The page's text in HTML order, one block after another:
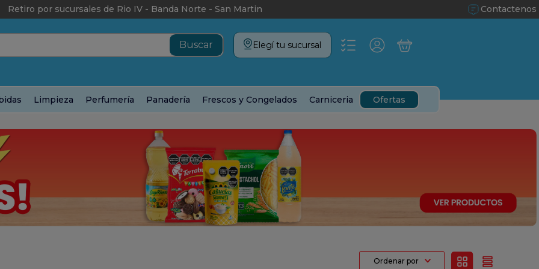
Retiro por sucursales de Rio IV - Banda Norte - San Martin Contactenos
Elegí tu sucursal
Limpieza Perfumería Panadería Frescos y Congelados Carniceria Ofertas
Ordenar por